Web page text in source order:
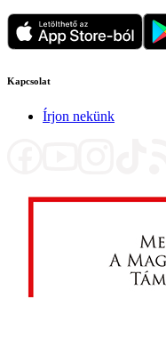
Kapcsolat
Írjon nekünk